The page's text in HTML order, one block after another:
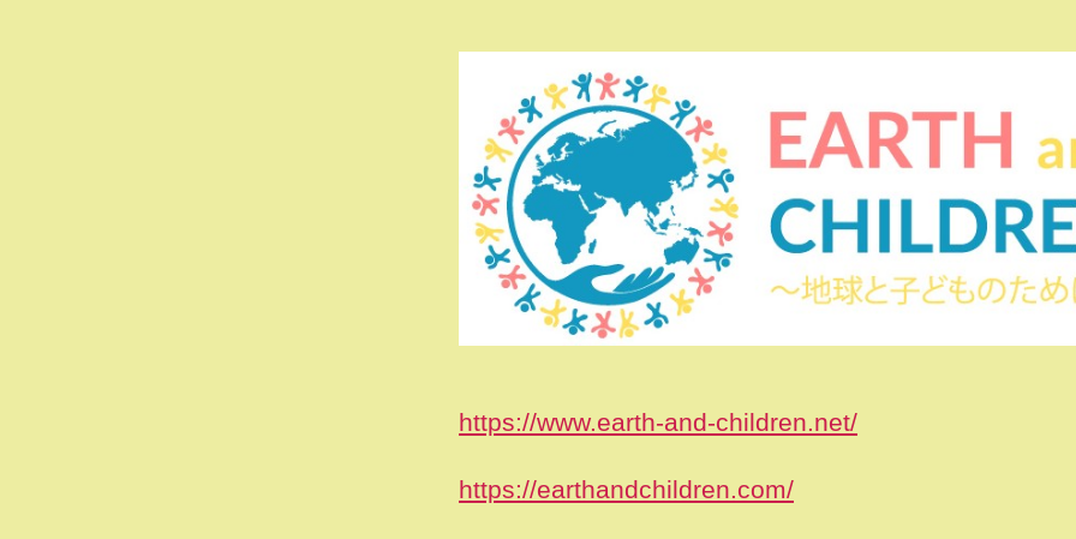
https://www.earth-and-children.net/
https://earthandchildren.com/